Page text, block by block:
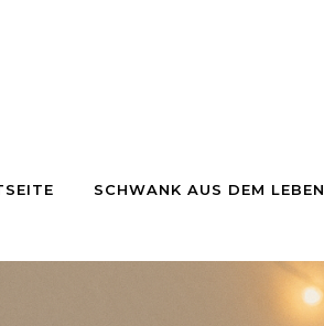
SCHWANK AUS DEM LEBEN